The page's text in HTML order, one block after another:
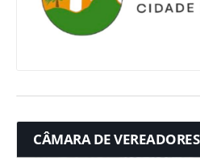
CÂMARA DE VEREADORES